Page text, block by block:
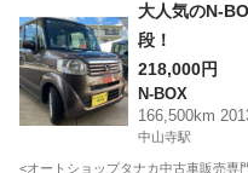
大人気のN-
段！
218,000円
N-BOX
166,500km
中山寺駅
<オートショップタナカ中古車販売専